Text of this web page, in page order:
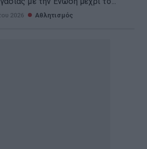
2026 Αθλητισμός